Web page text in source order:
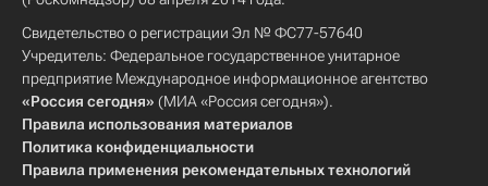
Свидетельство о регистрации Эл № ФС77-57640
Учредитель: Федеральное государственное унитарное
предприятие Международное информационное агентство
«Россия сегодня» (МИА «Россия сегодня»).
Правила использования материалов
Политика конфиденциальности
Правила применения рекомендательных технологий